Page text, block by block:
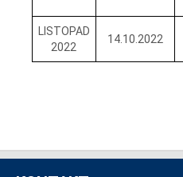
LISTOPAD
2022
14.10.2022